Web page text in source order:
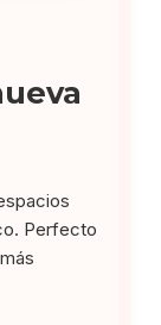
Perfecto